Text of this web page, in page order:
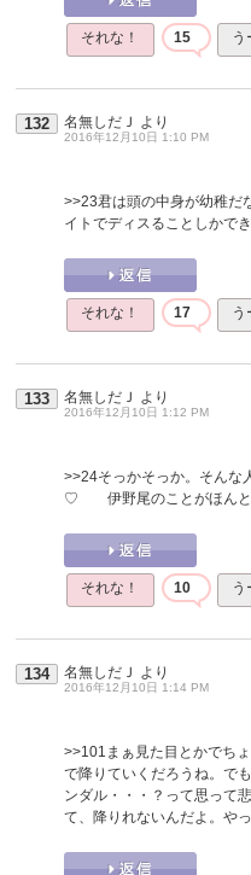
それな！ 15
132 名無しだＪ より
2016年12月10日 1:10 PM
>>23君は頭の中身が幼稚だ
イトでディスることしかで
それな！ 17
133 名無しだＪ より
2016年12月10日 1:12 PM
>>24そっかそっか。そんな
♡ 伊野尾のことがほんと
それな！ 10
134 名無しだＪ より
2016年12月10日 1:14 PM
>>101 まぁ見た目とかでち
で降りていくだろうね。で
ンダル・・・？って思って
て、降りれないんだよ。や